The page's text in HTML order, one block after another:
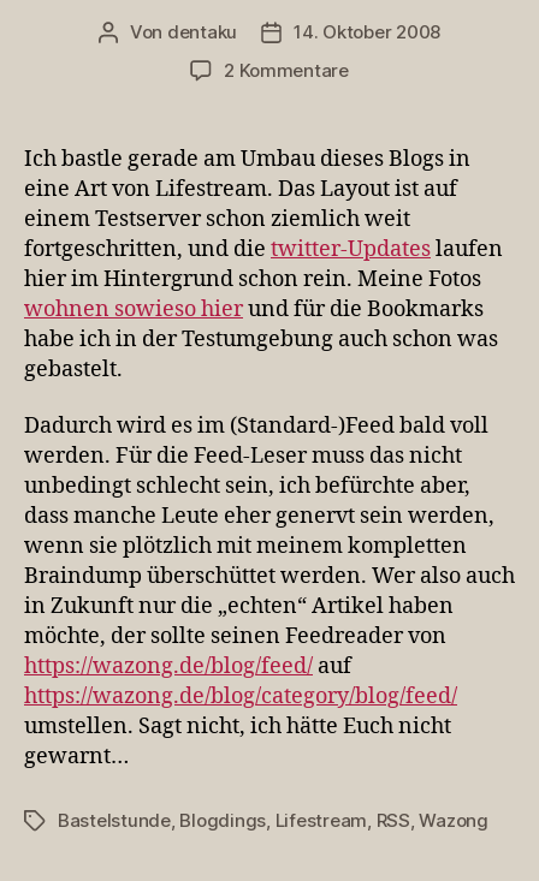
Beitragsautor
Von dentaku Veröffentlichungsdatum
14. Oktober 2008
2 Kommentarezu
aufgepasst!
Ich bastle gerade am Umbau dieses Blogs in
eine Art von Lifestream. Das Layout ist auf
einem Testserver schon ziemlich weit
fortgeschritten, und die twitter-Updateslaufen
hier im Hintergrund schon rein. Meine Fotos
wohnen sowieso hierund für die Bookmarks
habe ich in der Testumgebung auch schon was
gebastelt.
Dadurch wird es im (Standard-)Feed bald voll
werden. Für die Feed-Leser muss das nicht
unbedingt schlecht sein, ich befürchte aber,
dass manche Leute eher genervt sein werden,
wenn sie plötzlich mit meinem kompletten
Braindump überschüttet werden. Wer also auch
in Zukunft nur die „echten“ Artikel haben
möchte, der sollte seinen Feedreader von
https://wazong.de/blog/feed/ auf
https://wazong.de/blog/category/blog/feed/
umstellen. Sagt nicht, ich hätte Euch nicht
gewarnt…
Schlagwörter
Bastelstunde, Blogdings, Lifestream, RSS,Wazong